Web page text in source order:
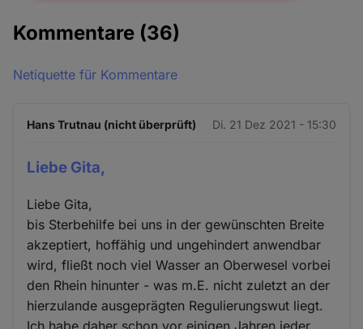
Kommentare (36)
Netiquette für Kommentare
Hans Trutnau (nicht überprüft) Di. 21 Dez 2021 - 15:30
Liebe Gita,
Liebe Gita,
bis Sterbehilfe bei uns in der gewünschten Breite
akzeptiert, hoffähig und ungehindert anwendbar
wird, fließt noch viel Wasser an Oberwesel vorbei
den Rhein hinunter - was m.E. nicht zuletzt an der
hierzulande ausgeprägten Regulierungswut liegt.
Ich habe daher schon vor einigen Jahren jeder